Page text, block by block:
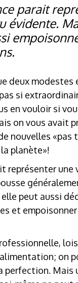
parait
évidente.
deux modestes
si
en vouloir si
on vous avait
nouvelles «pas
planète»!
représenter
peut aussi
et
on
perfection. Mais